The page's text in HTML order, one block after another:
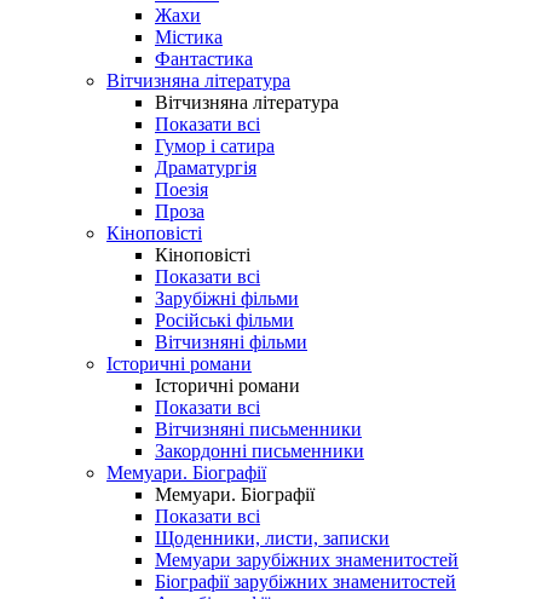
Жахи
Містика
Фантастика
Вітчизняна література
Вітчизняна література
Показати всі
Гумор і сатира
Драматургія
Поезія
Проза
Кіноповісті
Кіноповісті
Показати всі
Зарубіжні фільми
Російські фільми
Вітчизняні фільми
Історичні романи
Історичні романи
Показати всі
Вітчизняні письменники
Закордонні письменники
Мемуари. Біографії
Мемуари. Біографії
Показати всі
Щоденники, листи, записки
Мемуари зарубіжних знаменитостей
Біографії зарубіжних знаменитостей